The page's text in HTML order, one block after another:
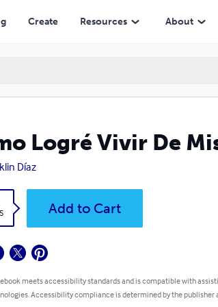
Create Resources About
Logré Vivir De
Díaz
Add to Cart
meets accessibility standards and is compatible with
Accessibility compliance is determined by the publisher